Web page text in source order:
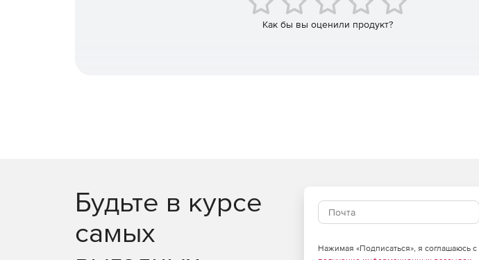
Как бы вы оценили продукт?
Будьте в курсе
самых
Нажимая «Подписаться», я соглашаюсь с